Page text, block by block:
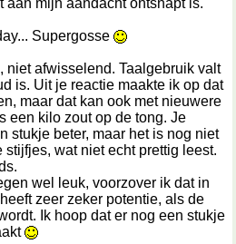
aan mijn aandacht ontsnapt is.
Supergosse
niet afwisselend. Taalgebruik valt
is. Uit je reactie maakte ik op dat
maar dat kan ook met nieuwere
een kilo zout op de tong. Je
stukje beter, maar het is nog niet
wat niet echt prettig leest.
wel leuk, voorzover ik dat in
zeer zeker potentie, als de
Ik hoop dat er nog een stukje